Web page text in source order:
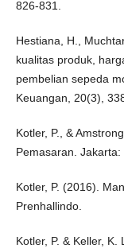
826-831.
Hestiana, H.,
kualitas produk,
pembelian sepeda
Keuangan, 20(3),
Kotler, P., &
Pemasaran. Jakarta:
Kotler, P. (2016).
Prenhallindo.
Kotler, P. & Keller,